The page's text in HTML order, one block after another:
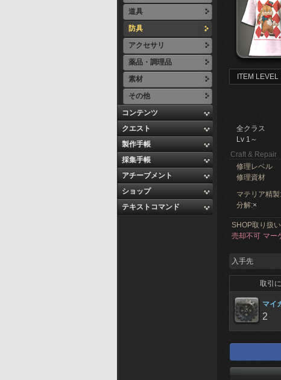
道具
防具
アクセサリ
薬品・調理品
素材
その他
コンテンツ
クエスト
製作手帳
採集手帳
アチーブメント
ショップ
テキストコマンド
ITEM LEVEL
全クラス
Lv 1～
Craft & Repair
修理レベル
修理資材
マテリア精製:
分解:×
SHOP取り扱
売却不可 マー
入手先
取引
マイ
2